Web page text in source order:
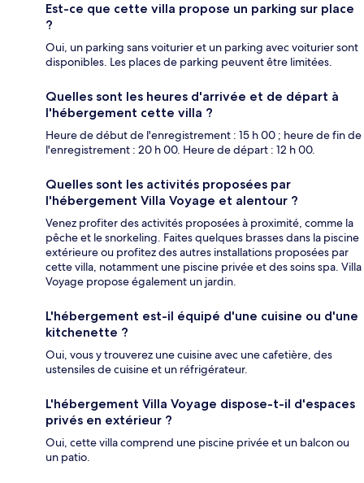
Est-ce que cette villa propose un parking sur place
?
Oui, un parking sans voiturier et un parking avec voiturier sont
disponibles. Les places de parking peuvent être limitées.
Quelles sont les heures d'arrivée et de départ à
l'hébergement cette villa ?
Heure de début de l'enregistrement : 15 h 00 ; heure de fin de
l'enregistrement : 20 h 00. Heure de départ : 12 h 00.
Quelles sont les activités proposées par
l'hébergement Villa Voyage et alentour ?
Venez profiter des activités proposées à proximité, comme la
pêche et le snorkeling. Faites quelques brasses dans la piscine
extérieure ou profitez des autres installations proposées par
cette villa, notamment une piscine privée et des soins spa. Villa
Voyage propose également un jardin.
L'hébergement est-il équipé d'une cuisine ou d'une
kitchenette ?
Oui, vous y trouverez une cuisine avec une cafetière, des
ustensiles de cuisine et un réfrigérateur.
L'hébergement Villa Voyage dispose-t-il d'espaces
privés en extérieur ?
Oui, cette villa comprend une piscine privée et un balcon ou
un patio.